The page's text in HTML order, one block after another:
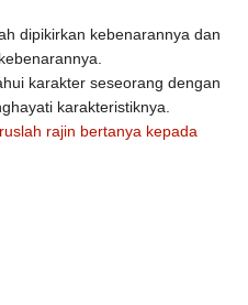
dipikirkan kebenarannya dan
karakter seseorang dengan
karakteristiknya.
rajin bertanya kepada